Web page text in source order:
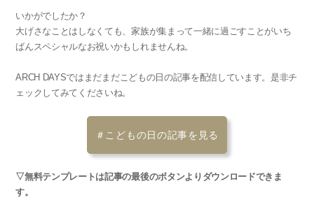
いかがでしたか？
大げさなことはしなくても、家族が集まって一緒に過ごすことがいち
ばんスペシャルなお祝いかもしれませんね。
ARCH DAYSではまだまだこどもの日の記事を配信しています。是非チ
ェックしてみてくださいね。
＃こどもの日の記事を見る
▽無料テンプレートは記事の最後のボタンよりダウンロードできま
す。